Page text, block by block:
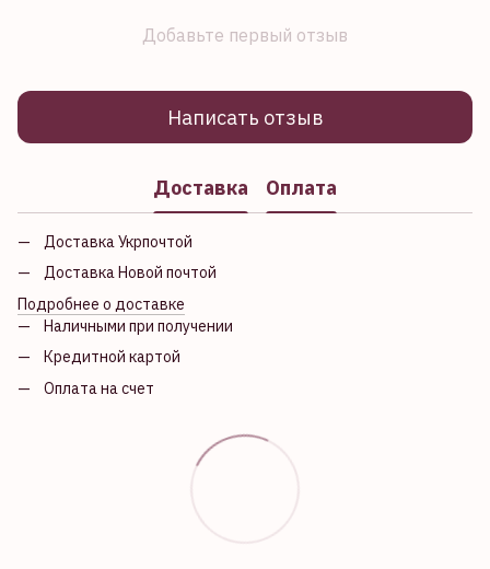
Добавьте первый отзыв
Написать отзыв
Доставка Оплата
Доставка Укрпочтой
Доставка Новой почтой
Подробнее о доставке
Наличными при получении
Кредитной картой
Оплата на счет